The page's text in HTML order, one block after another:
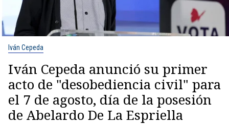
Iván Cepeda
Iván Cepeda anunció su primer
acto de "desobediencia civil" para
el 7 de agosto, día de la posesión
de Abelardo De La Espriella